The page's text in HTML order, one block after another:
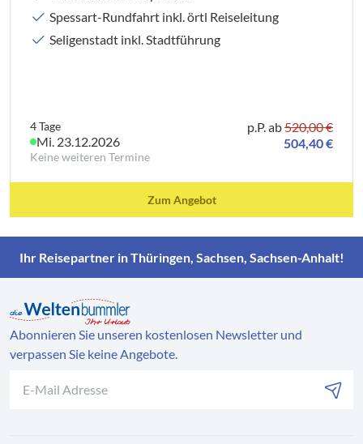
Spessart-Rundfahrt inkl. örtl Reiseleitung
Seligenstadt inkl. Stadtführung
4 Tage
Mi. 23.12.2026
Keine weiteren Termine
p.P. ab520,00 €
504,40 €
Zum Angebot
Ihr Reisepartner in Thüringen, Sachsen, Sachsen-Anhalt!
Abonnieren Sie unseren kostenlosen Newsletter und
verpassen Sie keine Angebote.